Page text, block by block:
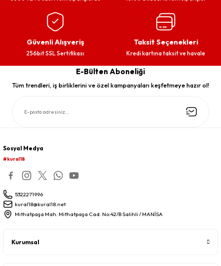
Güvenli Alışveriş
256bit SSL Sertifikası
Taksit Seçenekleri
Kredi kartına taksit ve havale
E-Bülten Aboneliği
Tüm trendleri, iş birliklerini ve özel kampanyaları keşfetmeye hazır ol!
Sosyal Medya
#kural18
5322271996
kural18@kural18.net
Mithatpaşa Mah. Mithatpaşa Cad. No:42/B Salihli / MANİSA
Kurumsal